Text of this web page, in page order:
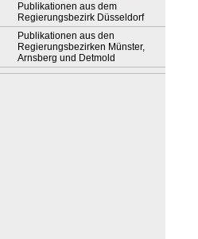
Publikationen aus dem
Regierungsbezirk Düsseldorf
Publikationen aus den
Regierungsbezirken Münster,
Arnsberg und Detmold